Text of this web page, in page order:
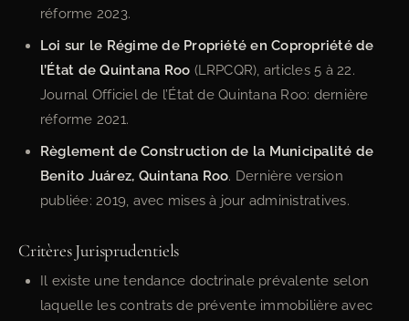
réforme 2023.
Loi sur le Régime de Propriété en Copropriété de
l’État de Quintana Roo (LRPCQR), articles 5 à 22.
Journal Officiel de l’État de Quintana Roo: dernière
réforme 2021.
Règlement de Construction de la Municipalité de
Benito Juárez, Quintana Roo. Dernière version
publiée: 2019, avec mises à jour administratives.
Critères Jurisprudentiels
Il existe une tendance doctrinale prévalente selon
laquelle les contrats de prévente immobilière avec